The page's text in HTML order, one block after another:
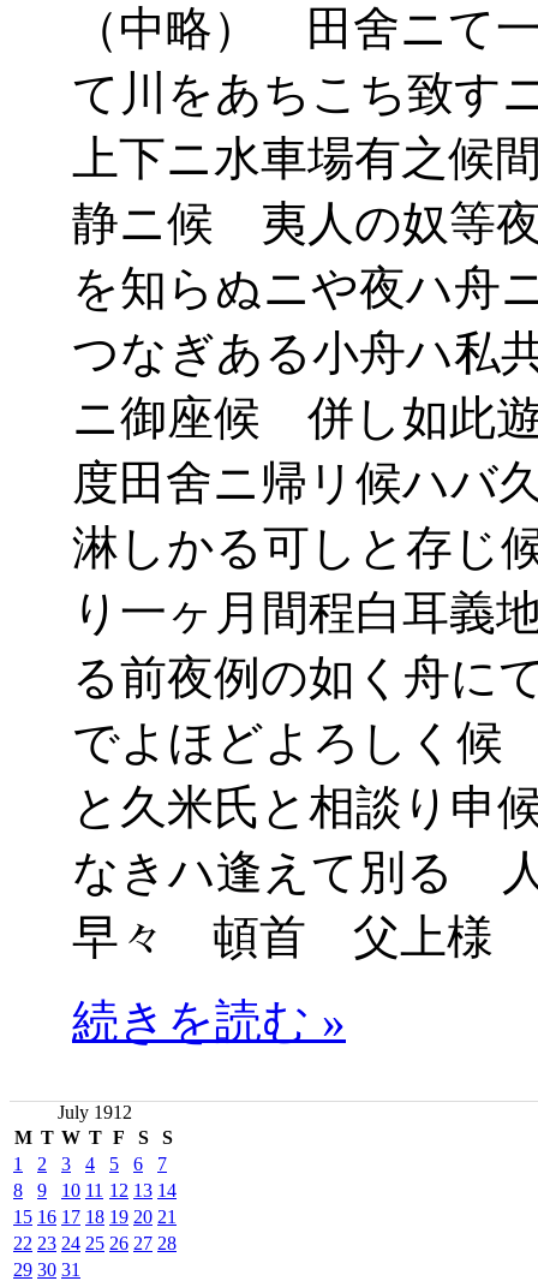
（中略） 田舍ニて
て川をあちこち致す
上下ニ水車場有之候
静ニ候 夷人の奴等
を知らぬニや夜ハ舟
つなぎある小舟ハ私
ニ御座候 併し如此
度田舍ニ帰リ候ハバ
淋しかる可しと存じ
り一ヶ月間程白耳義
る前夜例の如く舟に
でよほどよろしく候
と久米氏と相談り
なきハ逢えて別る
早々 頓首 父上
続きを読む »
July 1912
M T W T F S S
1 2 3 4 5 6
7
8
9 10 11 12 13 14
15 16 17 18 19 20 21
22 23 24 25 26 27 28
29 30 31